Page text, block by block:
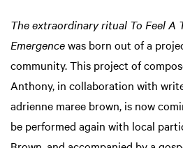
The extraordinary ritual To Feel A
Emergencewas born out of a
community. This project of
Anthony, in collaboration with
adrienne maree brown, is now
be performed again with local